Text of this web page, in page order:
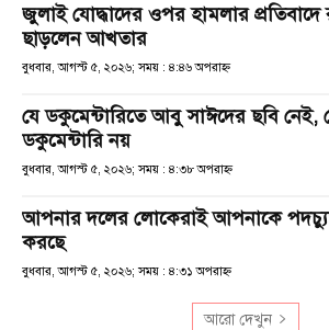
জুলাই যোদ্ধাদের ওপর হামলার প্রতিবাদে
ছাড়লেন আখতার
বুধবার, আগস্ট ৫, ২০২৬; সময় : ৪:৪৬ অপরাহ্ণ
যে ডকুমেন্টারিতে আবু সাঈদের ছবি নেই,
ডকুমেন্টারি নয়
বুধবার, আগস্ট ৫, ২০২৬; সময় : ৪:৩৮ অপরাহ্ণ
আপনার দলের লোকেরাই আপনাকে
করছে
বুধবার, আগস্ট ৫, ২০২৬; সময় : ৪:৩১ অপরাহ্ণ
আরো দেখুন